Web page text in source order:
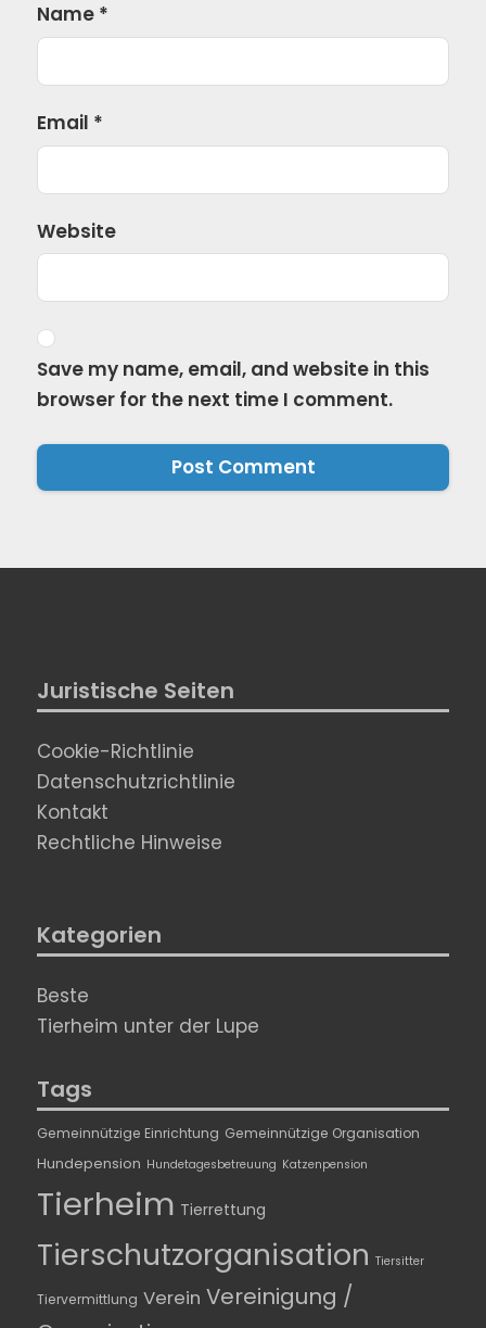
Name *
Email *
Website
Save my name, email, and website in this
browser for the next time I comment.
Juristische Seiten
Cookie-Richtlinie
Datenschutzrichtlinie
Kontakt
Rechtliche Hinweise
Kategorien
Beste
Tierheim unter der Lupe
Tags
Gemeinnützige Einrichtung Gemeinnützige Organisation
Hundepension Hundetagesbetreuung Katzenpension
Tierheim Tierrettung
Tierschutzorganisation Tiersitter
Tiervermittlung Verein Vereinigung /